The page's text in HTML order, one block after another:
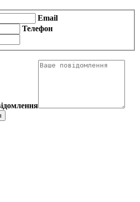
Email
Телефон